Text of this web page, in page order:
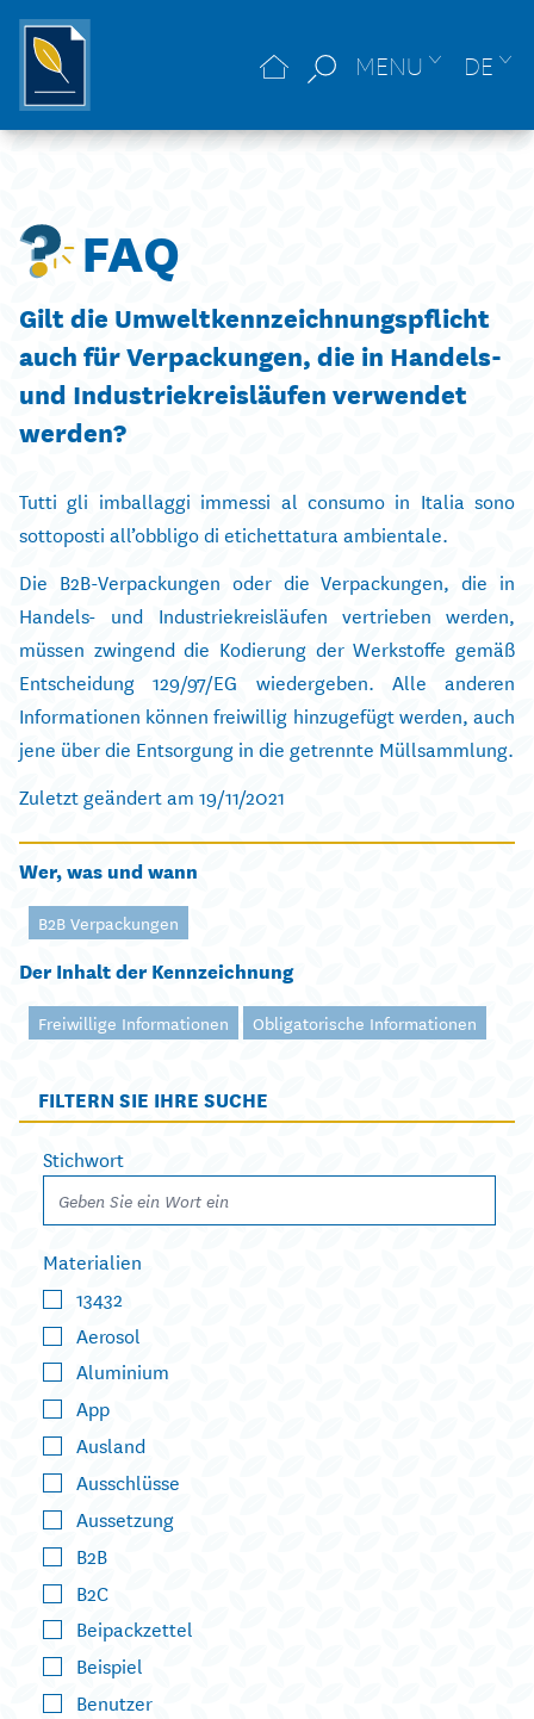
MENU DE
FAQ
Gilt die Umweltkennzeichnungspflicht
auch für Verpackungen, die in Handels-
und Industriekreisläufen verwendet
werden?
Tutti gli imballaggi immessi al consumo in Italia sono
sottoposti all’obbligo di etichettatura ambientale.
Die B2B-Verpackungen oder die Verpackungen, die in
Handels- und Industriekreisläufen vertrieben werden,
müssen zwingend die Kodierung der Werkstoffe gemäß
Entscheidung 129/97/EG wiedergeben. Alle anderen
Informationen können freiwillig hinzugefügt werden, auch
jene über die Entsorgung in die getrennte Müllsammlung.
Zuletzt geändert am 19/11/2021
Wer, was und wann
B2B Verpackungen
Der Inhalt der Kennzeichnung
Freiwillige Informationen Obligatorische Informationen
FILTERN SIE IHRE SUCHE
Stichwort
Materialien
13432
Aerosol
Aluminium
App
Ausland
Ausschlüsse
Aussetzung
B2B
B2C
Beipackzettel
Beispiel
Benutzer